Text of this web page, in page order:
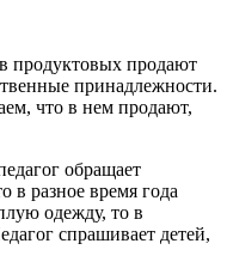
продуктовых продают
принадлежности.
что в нем продают,
обращает
в разное время года
одежду, то в
спрашивает детей,